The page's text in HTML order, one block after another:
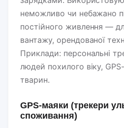
неможливо чи небажано
постійного живлення —
вантажу, орендованої
Приклади: персональні
людей похилого віку,
тварин.
GPS-маяки (трекери
споживання)